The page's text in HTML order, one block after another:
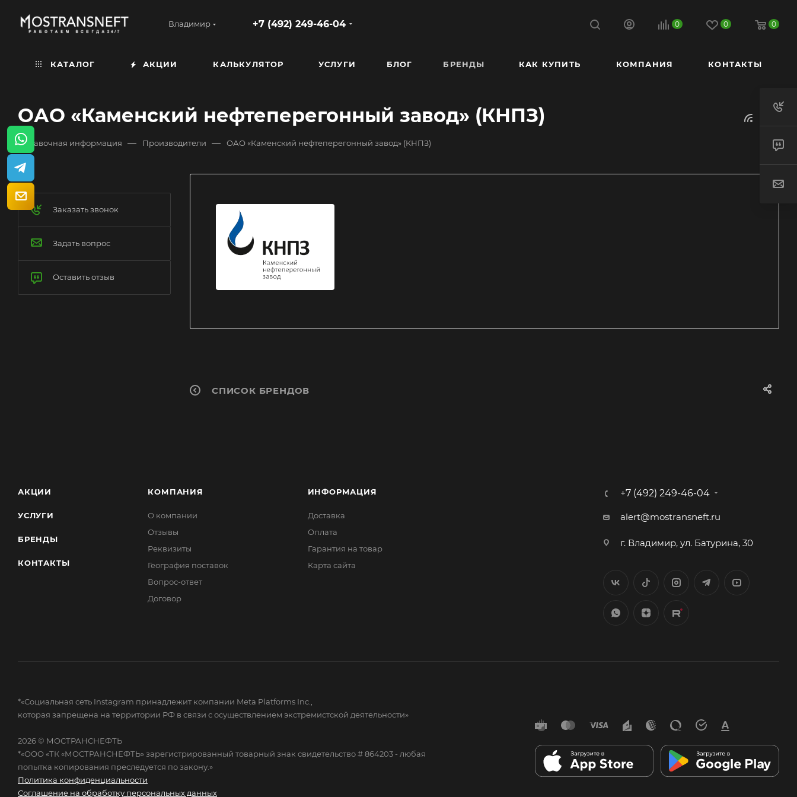
Владимир +7 (492) 249-46-04 0 0 0
КАТАЛОГ АКЦИИ КАЛЬКУЛЯТОР УСЛУГИ БЛОГ БРЕНДЫ КАК КУПИТЬ КОМПАНИЯ КОНТАКТЫ
ОАО «Каменский нефтеперегонный завод» (КНПЗ)
Справочная информация — Производители — ОАО «Каменский нефтеперегонный завод» (КНПЗ)
СПИСОК БРЕНДОВ
Заказать звонок
Задать вопрос
Оставить отзыв
АКЦИИ
УСЛУГИ
БРЕНДЫ
КОНТАКТЫ
КОМПАНИЯ
О компании
Отзывы
Реквизиты
География поставок
Вопрос-ответ
Договор
ИНФОРМАЦИЯ
Доставка
Оплата
Гарантия на товар
Карта сайта
+7 (492) 249-46-04
alert@mostransneft.ru
г. Владимир, ул. Батурина, 30
*«Социальная сеть Instagram принадлежит компании Meta Platforms Inc.,
которая запрещена на территории РФ в связи с осуществлением экстремистской деятельности»
2026 © МОСТРАНСНЕФТЬ
*«ООО «ТК «МОСТРАНСНЕФТЬ» зарегистрированный товарный знак свидетельство # 864203 - любая
попытка копирования преследуется по закону.»
Политика конфиденциальности
Соглашение на обработку персональных данных